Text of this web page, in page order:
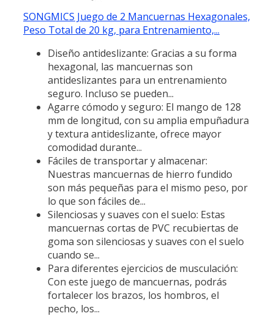
SONGMICS Juego de 2 Mancuernas Hexagonales,
Peso Total de 20 kg, para Entrenamiento,...
Diseño antideslizante: Gracias a su forma
hexagonal, las mancuernas son
antideslizantes para un entrenamiento
seguro. Incluso se pueden...
Agarre cómodo y seguro: El mango de 128
mm de longitud, con su amplia empuñadura
y textura antideslizante, ofrece mayor
comodidad durante...
Fáciles de transportar y almacenar:
Nuestras mancuernas de hierro fundido
son más pequeñas para el mismo peso, por
lo que son fáciles de...
Silenciosas y suaves con el suelo: Estas
mancuernas cortas de PVC recubiertas de
goma son silenciosas y suaves con el suelo
cuando se...
Para diferentes ejercicios de musculación:
Con este juego de mancuernas, podrás
fortalecer los brazos, los hombros, el
pecho, los...